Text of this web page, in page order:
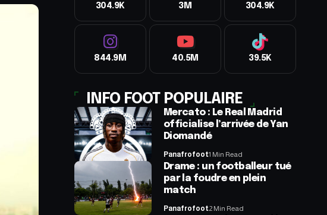
304.9K 3M 304.9K
844.9M 40.5M 39.5K
INFO FOOT POPULAIRE
Mercato : Le Real Madrid
officialise l’arrivée de Yan
Diomandé
Panafrofoot1 Min Read
Drame : un footballeur tué
par la foudre en plein
match
Panafrofoot2 Min Read